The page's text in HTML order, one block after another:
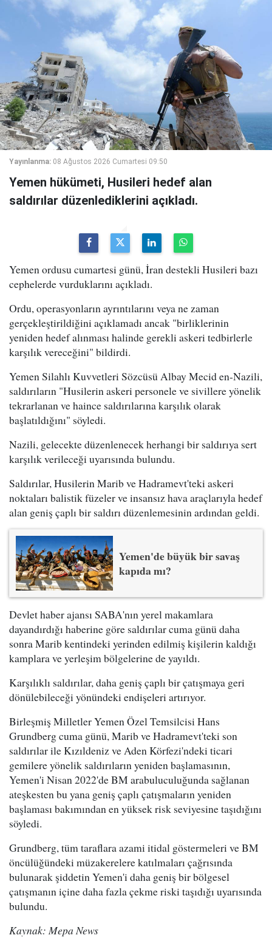
Yayınlanma: 08 Ağustos 2026 Cumartesi 09:50
Yemen hükümeti, Husileri hedef alan
saldırılar düzenlediklerini açıkladı.
Yemen ordusu cumartesi günü, İran destekli Husileri bazı
cephelerde vurduklarını açıkladı.
Ordu, operasyonların ayrıntılarını veya ne zaman
gerçekleştirildiğini açıklamadı ancak "birliklerinin
yeniden hedef alınması halinde gerekli askeri tedbirlerle
karşılık vereceğini" bildirdi.
Yemen Silahlı Kuvvetleri Sözcüsü Albay Mecid en-Nazili,
saldırıların "Husilerin askeri personele ve sivillere yönelik
tekrarlanan ve haince saldırılarına karşılık olarak
başlatıldığını" söyledi.
Nazili, gelecekte düzenlenecek herhangi bir saldırıya sert
karşılık verileceği uyarısında bulundu.
Saldırılar, Husilerin Marib ve Hadramevt'teki askeri
noktaları balistik füzeler ve insansız hava araçlarıyla hedef
alan geniş çaplı bir saldırı düzenlemesinin ardından geldi.
Yemen'de büyük bir savaş
kapıda mı?
Devlet haber ajansı SABA'nın yerel makamlara
dayandırdığı haberine göre saldırılar cuma günü daha
sonra Marib kentindeki yerinden edilmiş kişilerin kaldığı
kamplara ve yerleşim bölgelerine de yayıldı.
Karşılıklı saldırılar, daha geniş çaplı bir çatışmaya geri
dönülebileceği yönündeki endişeleri artırıyor.
Birleşmiş Milletler Yemen Özel Temsilcisi Hans
Grundberg cuma günü, Marib ve Hadramevt'teki son
saldırılar ile Kızıldeniz ve Aden Körfezi'ndeki ticari
gemilere yönelik saldırıların yeniden başlamasının,
Yemen'i Nisan 2022'de BM arabuluculuğunda sağlanan
ateşkesten bu yana geniş çaplı çatışmaların yeniden
başlaması bakımından en yüksek risk seviyesine taşıdığını
söyledi.
Grundberg, tüm taraflara azami itidal göstermeleri ve BM
öncülüğündeki müzakerelere katılmaları çağrısında
bulunarak şiddetin Yemen'i daha geniş bir bölgesel
çatışmanın içine daha fazla çekme riski taşıdığı uyarısında
bulundu.
Kaynak: Mepa News